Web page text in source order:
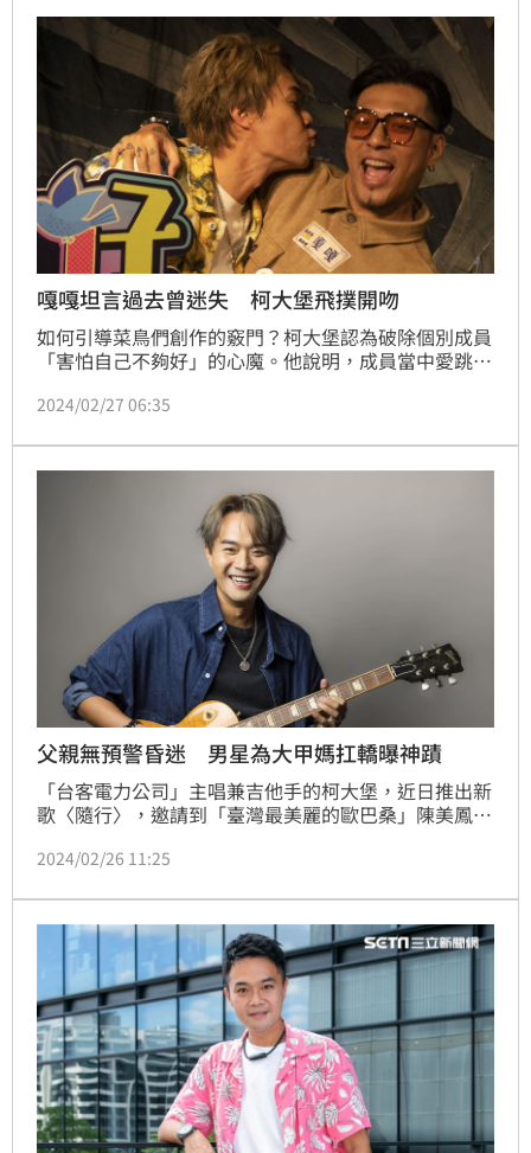
嘎嘎坦言過去曾迷失 柯大堡飛撲開吻
如何引導菜鳥們創作的竅門？柯大堡認為破除個別成員
「害怕自己不夠好」的心魔。他說明，成員當中愛跳舞
決定無論女孩寫什麼，他都會給予肯定；反而對原本就
提醒他們要放下過度的自信，才能獲得成長。鍾智凱台
北報導
2024/02/27 06:35
父親無預警昏迷 男星為大甲媽扛轎曝神蹟
「台客電力公司」主唱兼吉他手的柯大堡，近日推出新
歌〈隨行〉，邀請到「臺灣最美麗的歐巴桑」陳美鳳為
讓粉絲們又驚又喜。回憶耗時一年拍攝〈隨行〉MV，
家，看顧信徒無分別心」的概念拍攝時，紛紛表達支
持，二話不說出手相助才能讓大堡在各家廟宇內殿拍
攝，完成這支溫暖具有力量的MV。
2024/02/26 11:25